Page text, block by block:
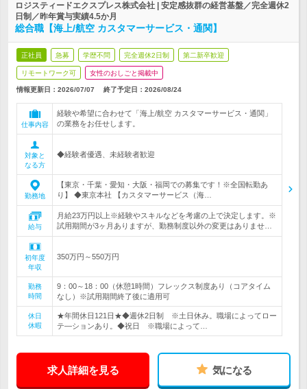
ロジスティードエクスプレス株式会社 | 安定感抜群の経営基盤／完全週休2
日制／昨年賞与実績4.5か月
総合職【海上/航空 カスタマーサービス・通関】
正社員 急募 学歴不問 完全週休2日制 第二新卒歓迎
リモートワーク可 女性のおしごと掲載中
情報更新日：2026/07/07 終了予定日： 2026/08/24
仕事内容
経験や希望に合わせて「海上/航空 カスタマーサービス・通関」
の業務をお任せします。
対象と
なる方
◆経験者優遇、未経験者歓迎
勤務地
【東京・千葉・愛知・大阪・福岡での募集です！※全国転勤あ
り】 ◆東京本社 【カスタマーサービス（海…
給与
月給23万円以上※経験やスキルなどを考慮の上で決定します。※
試用期間が3ヶ月ありますが、勤務制度以外の変更はありませ…
初年度
年収
350万円～550万円
勤務
時間
9：00～18：00（休憩1時間）フレックス制度あり（コアタイム
なし）※試用期間終了後に適用可
休日
休暇
★年間休日121日★◆週休2日制 ※土日休み。職場によってロー
テ―ションあり。◆祝日 ※職場によって…
求人詳細を見る 気になる